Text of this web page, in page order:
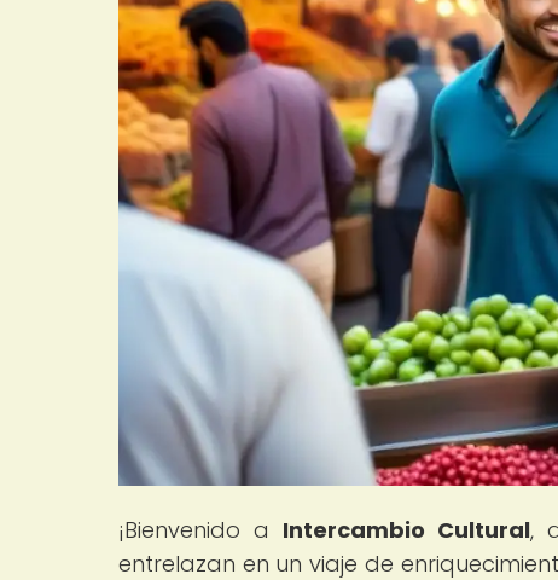
¡Bienvenido a Intercambio Cultural,
entrelazan en un viaje de